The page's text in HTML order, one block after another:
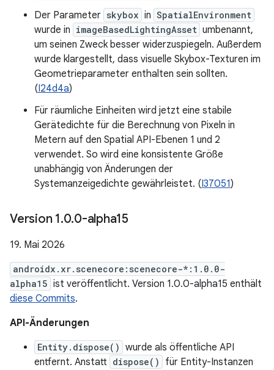
Der Parameter skybox in SpatialEnvironment
wurde in imageBasedLightingAsset umbenannt,
um seinen Zweck besser widerzuspiegeln. Außerdem
wurde klargestellt, dass visuelle Skybox-Texturen im
Geometrieparameter enthalten sein sollten.
(I24d4a)
Für räumliche Einheiten wird jetzt eine stabile
Gerätedichte für die Berechnung von Pixeln in
Metern auf den Spatial API-Ebenen 1 und 2
verwendet. So wird eine konsistente Größe
unabhängig von Änderungen der
Systemanzeigedichte gewährleistet. (I37051)
Version 1.0.0-alpha15
19. Mai 2026
androidx.xr.scenecore:scenecore-*:1.0.0-
alpha15 ist veröffentlicht. Version 1.0.0-alpha15 enthält
diese Commits.
API-Änderungen
Entity.dispose() wurde als öffentliche API
entfernt. Anstatt dispose()
für Entity-Instanzen